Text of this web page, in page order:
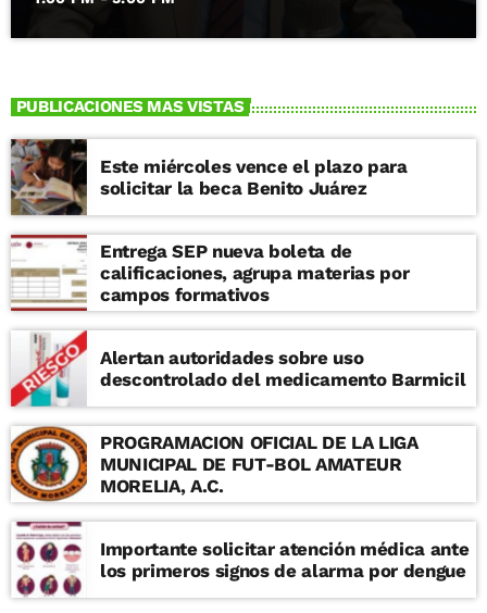
PUBLICACIONES MAS VISTAS
Este miércoles vence el plazo para
solicitar la beca Benito Juárez
Entrega SEP nueva boleta de
calificaciones, agrupa materias por
campos formativos
Alertan autoridades sobre uso
descontrolado del medicamento Barmicil
PROGRAMACION OFICIAL DE LA LIGA
MUNICIPAL DE FUT-BOL AMATEUR
MORELIA, A.C.
Importante solicitar atención médica ante
los primeros signos de alarma por dengue